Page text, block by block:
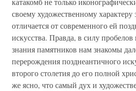
своему художественному характеру
отличается от современного ей
искусства. Правда, в силу пробелов
знания памятников нам знакомы
перерождения позднеантичного
второго столетия до его полной
же ясно, что самый дух и